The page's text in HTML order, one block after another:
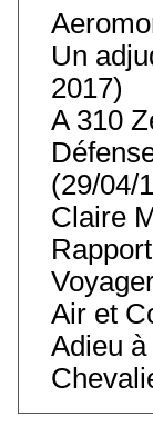
Un
2017)
A 310
(29/04/
Claire
Air et
Adieu